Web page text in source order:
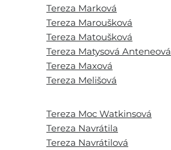
Tereza Marková
Tereza Maroušková
Tereza Matoušková
Tereza Matysová Anteneová
Tereza Maxová
Tereza Melišová
Tereza Moc Watkinsová
Tereza Navrátila
Tereza Navrátilová